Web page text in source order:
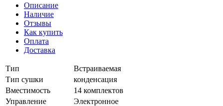
Описание
Наличие
Отзывы
Как купить
Оплата
Доставка
Тип
Встраиваемая
Тип сушки
конденсация
Вместимость
14 комплектов
Управление
Электронное